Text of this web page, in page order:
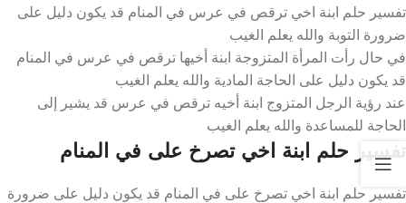
تفسير حلم ابنة اخي ترقص في عرس في المنام قد يكون دليل على
ضرورة التوبة والله يعلم الغيب
في حال رأت المرأة المتزوجة ابنة أخيها ترقص في عرس في المنام
قد يكون دليل على الحاجة المادية والله يعلم الغيب
عند رؤية الرجل المتزوج ابنة أخيه ترقص في عرس قد يشير إلى
الحاجة للمساعدة والله يعلم الغيب
تفسير حلم ابنة اخي تصرخ على في المنام
تفسير حلم ابنة اخي تصرخ على في المنام قد يكون دليل على ضرورة